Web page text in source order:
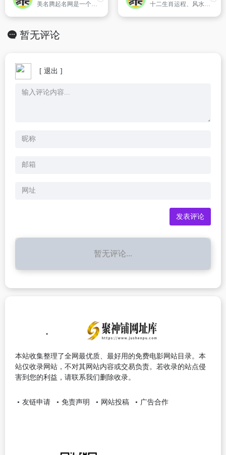
美名腾起名网是一个全新理念的智能起名系统,是专业的在线起名网站。它通过非常简单的步骤,根据用户的起名意愿,可以迅速完成宝宝起名,宝宝起名大全,起名字大全,姓名测试,姓名测试打分,起名字测试打分,查八字喜用神,公司起名,公司测名,专家起名,免费起网名/小名,免费起英文名等功能和服务。 十二生肖运程、风水学，命相学、节气查询，节日查询等还有中国传统文化习俗，老黄历致力于做中国国内最实用，最方便，最准确的黄历查询
暂无评论
[ 退出 ]
暂无评论...
本站收集整理了全网最优质、最好用的免费电影网站目录。本
站仅收录网站，不对其网站内容或交易负责。若收录的站点侵
害到您的利益，请联系我们删除收录。
友链申请 免责声明 网站投稿 广告合作